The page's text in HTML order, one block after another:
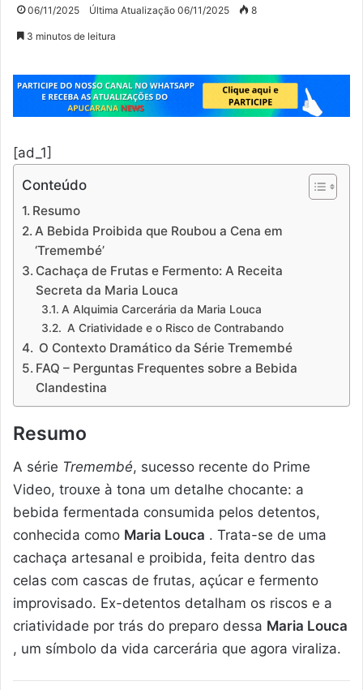
06/11/2025 Última Atualização 06/11/2025 8
3 minutos de leitura
[ad_1]
Conteúdo
Resumo
A Bebida Proibida que Roubou a Cena em
‘Tremembé’
Cachaça de Frutas e Fermento: A Receita
Secreta da Maria Louca
A Alquimia Carcerária da Maria Louca
A Criatividade e o Risco de Contrabando
O Contexto Dramático da Série Tremembé
FAQ – Perguntas Frequentes sobre a Bebida
Clandestina
Resumo
A série Tremembé, sucesso recente do Prime
Video, trouxe à tona um detalhe chocante: a
bebida fermentada consumida pelos detentos,
conhecida como Maria Louca . Trata-se de uma
cachaça artesanal e proibida, feita dentro das
celas com cascas de frutas, açúcar e fermento
improvisado. Ex-detentos detalham os riscos e a
criatividade por trás do preparo dessa Maria Louca
, um símbolo da vida carcerária que agora viraliza.